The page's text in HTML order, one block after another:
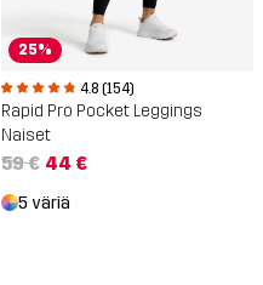
25%
4.8 (154)
Rapid Pro Pocket Leggings
Naiset
59 € 44 €
5 väriä